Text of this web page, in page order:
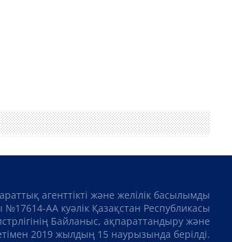
агенттікті және желілік басылымды
АА куәлік Қазақстан Республикасы
Байланыс, ақпараттандыру және
2019 жылдың 15 наурызында берілді.